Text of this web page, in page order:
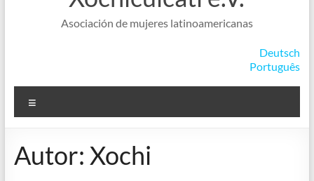
Asociación de mujeres latinoamericanas
Deutsch
Português
Autor: Xochi